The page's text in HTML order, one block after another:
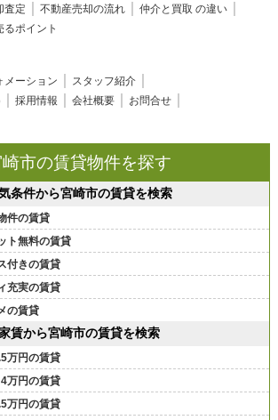
査定 不動産売却の流れ
仲介と買取 の違い
るポイント
メーション
スタッフ紹介
採用情報 会社概要
お問合せ
市の賃貸物件を探す
条件から宮崎市の賃貸を検索
件の賃貸
ト無料の賃貸
付きの賃貸
充実の賃貸
の賃貸
賃から宮崎市の賃貸を検索
万円の賃貸
万円の賃貸
万円の賃貸